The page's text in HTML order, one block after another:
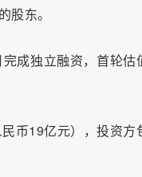
东。
成独立融资，首轮估
币19亿元），投资方